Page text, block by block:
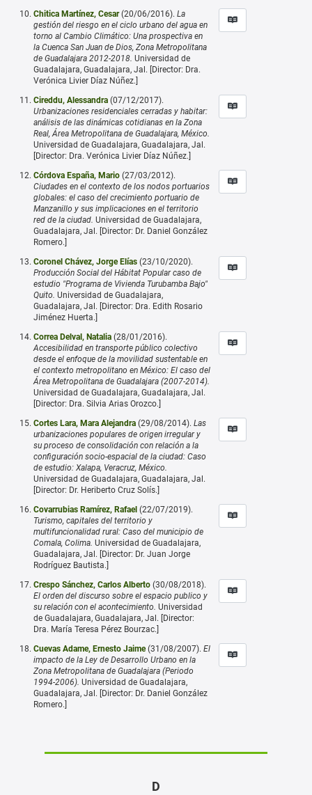
Chitica Martínez, Cesar (20/06/2016). La
gestión del riesgo en el ciclo urbano del agua en
torno al Cambio Climático: Una prospectiva en
la Cuenca San Juan de Dios, Zona Metropolitana
de Guadalajara 2012-2018. Universidad de
Guadalajara, Guadalajara, Jal. [Director: Dra.
Verónica Livier Díaz Núñez.]
Cireddu, Alessandra (07/12/2017).
Urbanizaciones residenciales cerradas y habitar:
análisis de las dinámicas cotidianas en la Zona
Real, Área Metropolitana de Guadalajara, México.
Universidad de Guadalajara, Guadalajara, Jal.
[Director: Dra. Verónica Livier Díaz Núñez.]
Córdova España, Mario (27/03/2012).
Ciudades en el contexto de los nodos portuarios
globales: el caso del crecimiento portuario de
Manzanillo y sus implicaciones en el territorio
red de la ciudad. Universidad de Guadalajara,
Guadalajara, Jal. [Director: Dr. Daniel González
Romero.]
Coronel Chávez, Jorge Elías (23/10/2020).
Producción Social del Hábitat Popular caso de
estudio "Programa de Vivienda Turubamba Bajo"
Quito. Universidad de Guadalajara,
Guadalajara, Jal. [Director: Dra. Edith Rosario
Jiménez Huerta.]
Correa Delval, Natalia (28/01/2016).
Accesibilidad en transporte público colectivo
desde el enfoque de la movilidad sustentable en
el contexto metropolitano en México: El caso del
Área Metropolitana de Guadalajara (2007-2014).
Universidad de Guadalajara, Guadalajara, Jal.
[Director: Dra. Silvia Arias Orozco.]
Cortes Lara, Mara Alejandra (29/08/2014). Las
urbanizaciones populares de origen irregular y
su proceso de consolidación con relación a la
configuración socio-espacial de la ciudad: Caso
de estudio: Xalapa, Veracruz, México.
Universidad de Guadalajara, Guadalajara, Jal.
[Director: Dr. Heriberto Cruz Solís.]
Covarrubias Ramírez, Rafael (22/07/2019).
Turismo, capitales del territorio y
multifuncionalidad rural: Caso del municipio de
Comala, Colima. Universidad de Guadalajara,
Guadalajara, Jal. [Director: Dr. Juan Jorge
Rodríguez Bautista.]
Crespo Sánchez, Carlos Alberto (30/08/2018).
El orden del discurso sobre el espacio publico y
su relación con el acontecimiento. Universidad
de Guadalajara, Guadalajara, Jal. [Director:
Dra. María Teresa Pérez Bourzac.]
Cuevas Adame, Ernesto Jaime (31/08/2007). El
impacto de la Ley de Desarrollo Urbano en la
Zona Metropolitana de Guadalajara (Periodo
1994-2006). Universidad de Guadalajara,
Guadalajara, Jal. [Director: Dr. Daniel González
Romero.]
D